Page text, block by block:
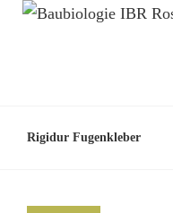
Rigidur Fugenkleber